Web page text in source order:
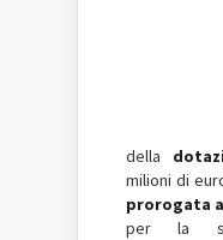
della
milioni di
prorogata
per la